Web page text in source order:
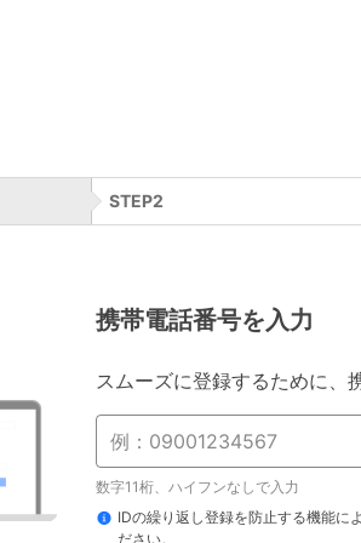
STEP2
携帯電話番号を入力
スムーズに登録するために、
数字11桁、ハイフンなしで入力
IDの繰り返し登録を防止する機能に
ださい。